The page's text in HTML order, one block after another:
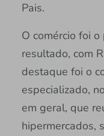
Pais.
O comércio foi
resultado, com
destaque foi o
especializado,
em geral, que
hipermercados,